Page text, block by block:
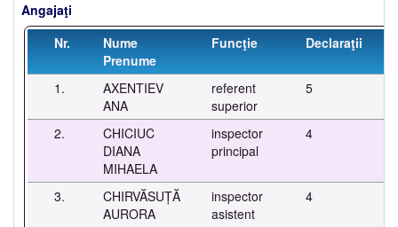
Angajaţi
Nr.
Nume
Prenume
Funcţie Declaraţii
1.
AXENTIEV
ANA
referent
superior
5
2.
CHICIUC
DIANA
MIHAELA
inspector
principal
4
3.
CHIRVĂSUȚĂ
AURORA
inspector
asistent
4